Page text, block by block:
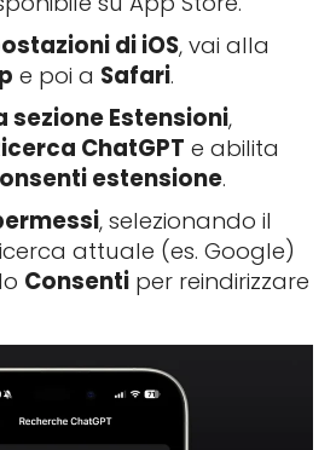
di iOS, vai alla
e poi a Safari.
sezione Estensioni,
ChatGPT e abilita
estensione.
, selezionando il
attuale (es. Google)
Consentiper reindirizzare